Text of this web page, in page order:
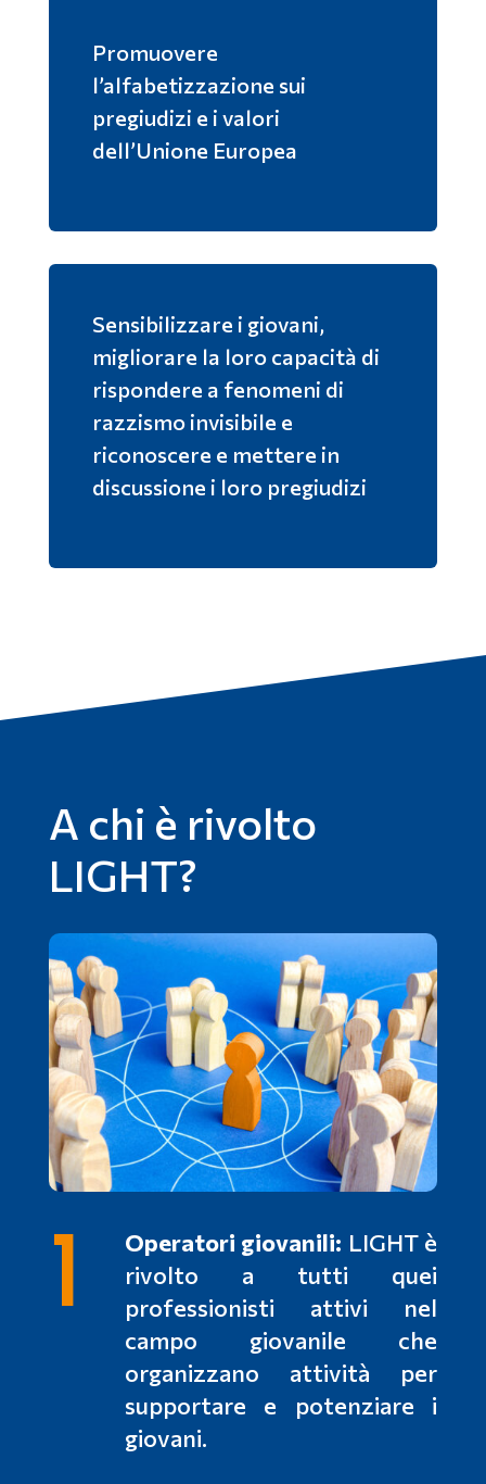
Promuovere
l’alfabetizzazione sui
pregiudizi e i valori
dell’Unione Europea
Sensibilizzare i giovani,
migliorare la loro capacità di
rispondere a fenomeni di
razzismo invisibile e
riconoscere e mettere in
discussione i loro pregiudizi
A chi è rivolto
LIGHT?
1 Operatori giovanili: LIGHT è
rivolto a tutti quei
professionisti attivi nel
campo giovanile che
organizzano attività per
supportare e potenziare i
giovani.